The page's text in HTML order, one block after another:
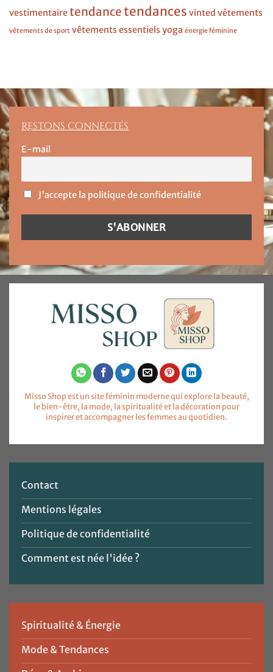
vestimentairetendancetendances vinted vêtements
vêtements de sport vêtements essentielsyoga énergie féminine
Restons connectés
E-mail
J'accepte la politique de confidentialité
Misso Shop est un site féminin moderne qui explore la beauté,
le bien-être, la mode, la spiritualité et la décoration pour
inspirer et accompagner les femmes au quotidien.
Contact
Mentions légales
Politique de confidentialité
Comment est née l'idée ?
Spiritualité & Énergie
Mode & Tendances